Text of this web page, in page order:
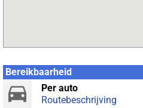
Bereikbaarheid
Per auto
Routebeschrijving